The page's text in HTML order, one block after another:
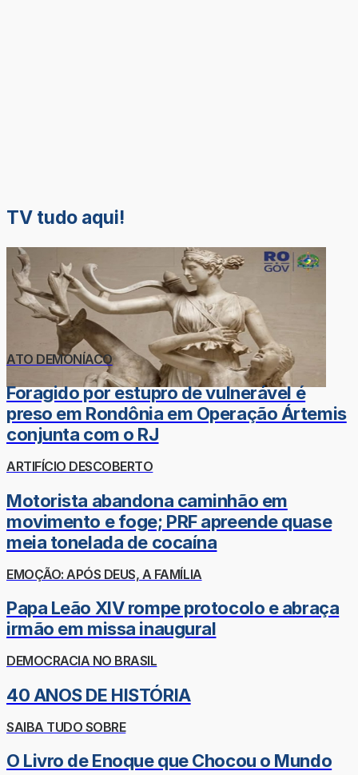
TV tudo aqui!
ATO DEMONÍACO
Foragido por estupro de vulnerável é
preso em Rondônia em Operação Ártemis
conjunta com o RJ
ARTIFÍCIO DESCOBERTO
Motorista abandona caminhão em
movimento e foge; PRF apreende quase
meia tonelada de cocaína
EMOÇÃO: APÓS DEUS, A FAMÍLIA
Papa Leão XIV rompe protocolo e abraça
irmão em missa inaugural
DEMOCRACIA NO BRASIL
40 ANOS DE HISTÓRIA
SAIBA TUDO SOBRE
O Livro de Enoque que Chocou o Mundo